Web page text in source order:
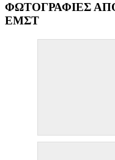
ΦΩΤΟΓΡΑΦΙΕΣ
ΕΜΣΤ